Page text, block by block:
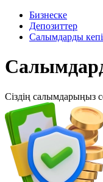
Бизнеске
Депозиттер
Салымдарды
Сіздің салымдарыңыз